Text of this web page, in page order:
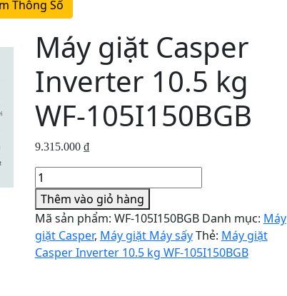
Thông Số
Máy giặt Casper
Inverter 10.5 kg
WF-105I150BGB
9.315.000 ₫
Máy
giặt
Casper
Inverter
10.5
kg
Thêm vào giỏ hàng
Mã sản phẩm: WF-105I150BGB Danh mục: Máy
giặt Casper, Máy giặt Máy sấyThẻ: Máy giặt
Casper Inverter 10.5 kg WF-105I150BGB